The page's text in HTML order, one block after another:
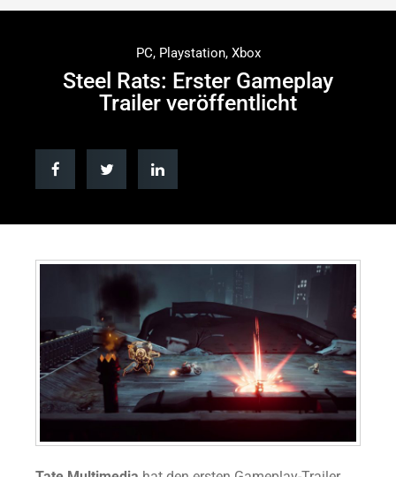
PC, Playstation, Xbox
Steel Rats: Erster Gameplay
Trailer veröffentlicht